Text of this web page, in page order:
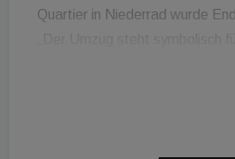
Quartier in Niederrad wurde